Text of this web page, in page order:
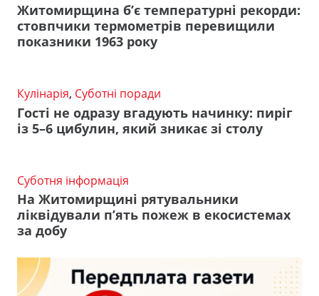
Житомирщина б’є температурні рекорди:
стовпчики термометрів перевищили
показники 1963 року
Кулінарія, Суботні поради
Гості не одразу вгадують начинку: пиріг
із 5–6 цибулин, який зникає зі столу
Суботня інформація
На Житомирщині рятувальники
ліквідували п’ять пожеж в екосистемах
за добу